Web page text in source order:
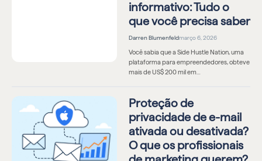
informativo: Tudo o
que você precisa saber
Darren Blumenfeldmarço 6, 2026
Você sabia que a Side Hustle Nation, uma
plataforma para empreendedores, obteve
mais de US$ 200 mil em…
Proteção de
privacidade de e-mail
ativada ou desativada?
O que os profissionais